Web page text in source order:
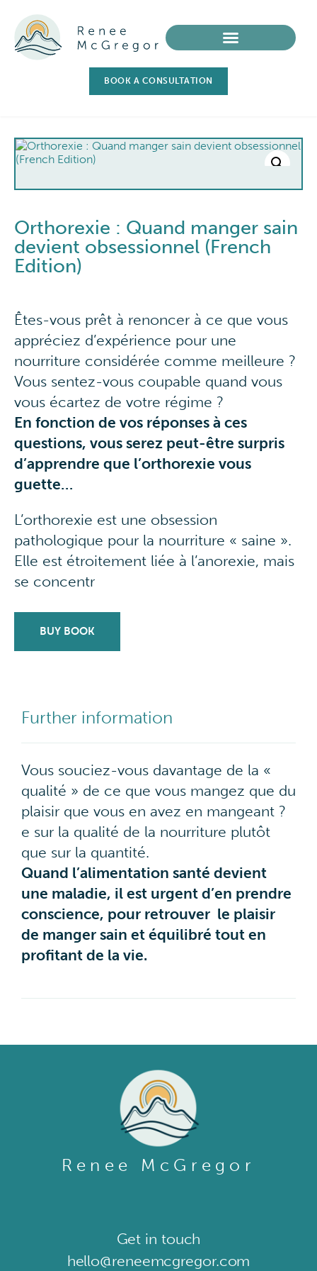
BOOK A CONSULTATION
Orthorexie : Quand manger sain
devient obsessionnel (French
Edition)
Êtes-vous prêt à renoncer à ce que vous
appréciez d’expérience pour une
nourriture considérée comme meilleure ?
Vous sentez-vous coupable quand vous
vous écartez de votre régime ?
En fonction de vos réponses à ces
questions, vous serez peut-être surpris
d’apprendre que l’orthorexie vous
guette…
L’orthorexie est une obsession
pathologique pour la nourriture « saine ».
Elle est étroitement liée à l’anorexie, mais
se concentr
BUY BOOK
Further information
Vous souciez-vous davantage de la «
qualité » de ce que vous mangez que du
plaisir que vous en avez en mangeant ?
e sur la qualité de la nourriture plutôt
que sur la quantité.
Quand l’alimentation santé devient
une maladie, il est urgent d’en prendre
conscience, pour retrouver le plaisir
de manger sain et équilibré tout en
profitant de la vie.
Renee McGregor
Get in touch​
hello@reneemcgregor.com